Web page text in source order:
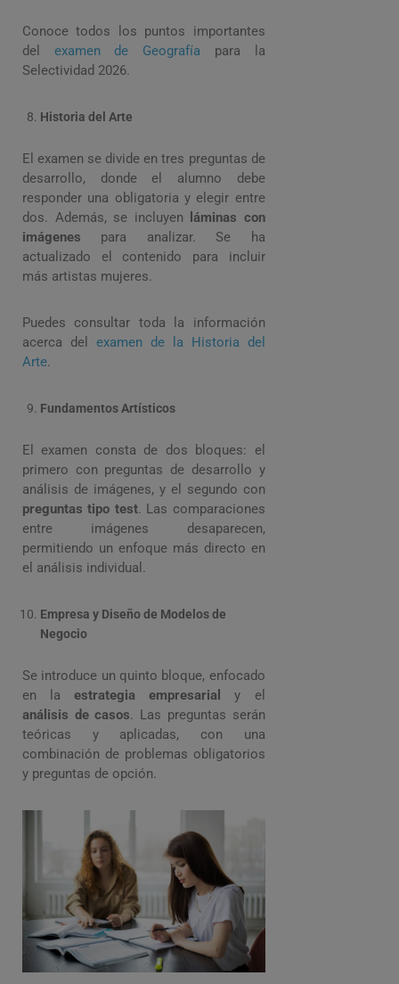
Conoce todos los puntos importantes
del examen de Geografía para la
Selectividad 2026.
Historia del Arte
El examen se divide en tres preguntas de
desarrollo, donde el alumno debe
responder una obligatoria y elegir entre
dos. Además, se incluyen
láminas con
imágenes para analizar. Se ha
actualizado el contenido para incluir
más artistas mujeres.
Puedes consultar toda la información
acerca del examen de la Historia del
Arte.
Fundamentos Artísticos
El examen consta de dos bloques: el
primero con preguntas de desarrollo y
análisis de imágenes, y el segundo con
preguntas tipo test. Las comparaciones
entre imágenes desaparecen,
permitiendo un enfoque más directo en
el análisis individual.
Empresa y Diseño de Modelos de
Negocio
Se introduce un quinto bloque, enfocado
en laestrategia empresarial
y el
análisis de casos. Las preguntas serán
teóricas y aplicadas, con una
combinación de problemas obligatorios
y preguntas de opción.